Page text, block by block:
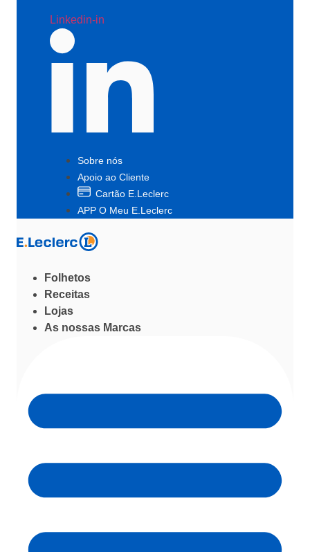
Linkedin-in
Sobre nós
Apoio ao Cliente
Cartão E.Leclerc
APP O Meu E.Leclerc
Folhetos
Receitas
Lojas
As nossas Marcas